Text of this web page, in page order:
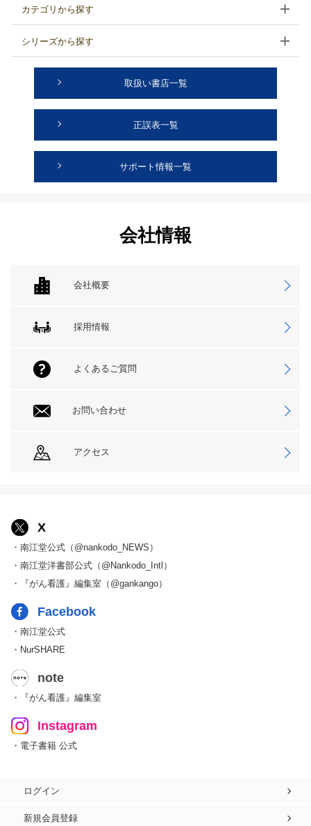
カテゴリから探す
シリーズから探す
取扱い書店一覧
正誤表一覧
サポート情報一覧
会社情報
会社概要
採用情報
よくあるご質問
お問い合わせ
アクセス
X
・南江堂公式（@nankodo_NEWS）
・南江堂洋書部公式（@Nankodo_Intl）
・『がん看護』編集室（@gankango）
Facebook
・南江堂公式
・NurSHARE
note
・『がん看護』編集室
Instagram
・電子書籍 公式
ログイン
新規会員登録